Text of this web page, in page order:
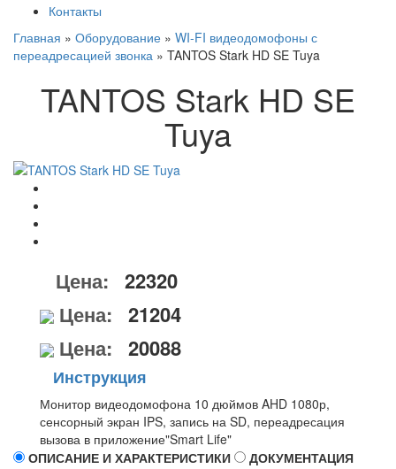
Контакты
Главная » Оборудование » WI-FI видеодомофоны с
переадресацией звонка » TANTOS Stark HD SE Tuya
TANTOS Stark HD SE
Tuya
Цена: 22320
Цена: 21204
Цена: 20088
Инструкция
Монитор видеодомофона 10 дюймов AHD 1080р,
сенсорный экран IPS, запись на SD, переадресация
вызова в приложение"Smart Life"
ОПИСАНИЕ И ХАРАКТЕРИСТИКИ
ДОКУМЕНТАЦИЯ